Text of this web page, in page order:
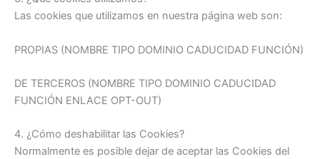
Las cookies que utilizamos en nuestra página web son:
PROPIAS (NOMBRE TIPO DOMINIO CADUCIDAD FUNCIÓN)
DE TERCEROS (NOMBRE TIPO DOMINIO CADUCIDAD
FUNCIÓN ENLACE OPT-OUT)
4. ¿Cómo deshabilitar las Cookies?
Normalmente es posible dejar de aceptar las Cookies del